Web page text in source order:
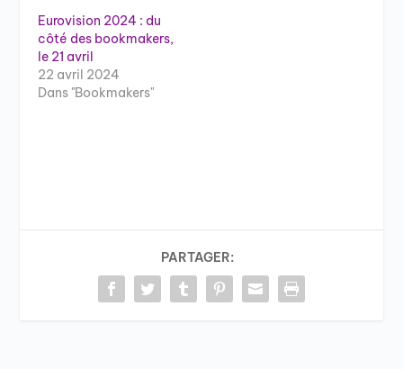
Eurovision 2024 : du
côté des bookmakers,
le 21 avril
22 avril 2024
Dans "Bookmakers"
PARTAGER: